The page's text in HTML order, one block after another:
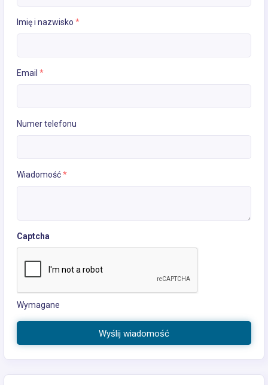
Imię i nazwisko *
Email *
Numer telefonu
Wiadomość*
Captcha
Wymagane
Wyślij wiadomość